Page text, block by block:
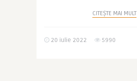
CITEȘTE MAI MULT
20 iulie 2022 5990